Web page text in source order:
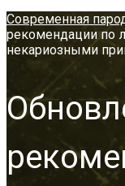
Современная
рекомендации по
некариозными